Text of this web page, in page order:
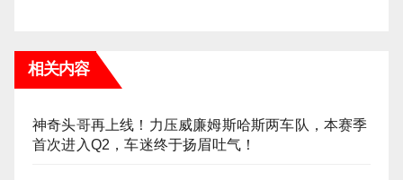
相关内容
神奇头哥再上线！力压威廉姆斯哈斯两车队，本赛季
首次进入Q2，车迷终于扬眉吐气！